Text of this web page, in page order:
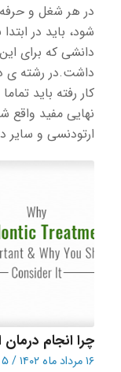
در هر شغل و
شود، باید در
دانشی که برای
داشت.در رشته ی
کار رفته باید
نهایی مفید واقع
ارتودنسی و سایر
چرا انجام
۱۶ مرداد ماه ۱۴۰۲ /۵ دیدگاه